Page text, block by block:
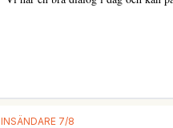
INSÄNDARE 7/8